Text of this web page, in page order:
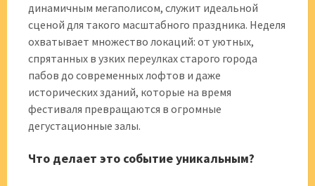
динамичным мегаполисом, служит идеальной
сценой для такого масштабного праздника. Неделя
охватывает множество локаций: от уютных,
спрятанных в узких переулках старого города
пабов до современных лофтов и даже
исторических зданий, которые на время
фестиваля превращаются в огромные
дегустационные залы.
Что делает это событие уникальным?